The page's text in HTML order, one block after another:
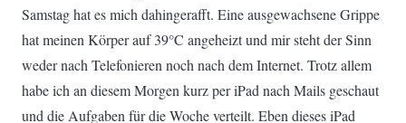
Samstag hat es mich dahingerafft. Eine ausgewachsene Grippe
hat meinen Körper auf 39°C angeheizt und mir steht der Sinn
weder nach Telefonieren noch nach dem Internet. Trotz allem
habe ich an diesem Morgen kurz per iPad nach Mails geschaut
und die Aufgaben für die Woche verteilt. Eben dieses iPad